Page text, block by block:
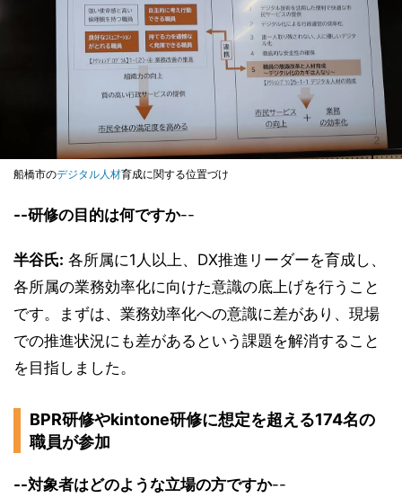
船橋市のデジタル人材育成に関する位置づけ
--研修の目的は何ですか--
半谷氏: 各所属に1人以上、DX推進リーダーを育成し、
各所属の業務効率化に向けた意識の底上げを行うこと
です。まずは、業務効率化への意識に差があり、現場
での推進状況にも差があるという課題を解消すること
を目指しました。
BPR研修やkintone研修に想定を超える174名の
職員が参加
--対象者はどのような立場の方ですか--